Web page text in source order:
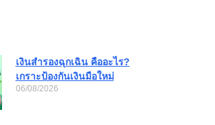
เงินสำรองฉุกเฉิน คืออะไร?
เกราะป้องกันเงินมือใหม่
06/08/2026